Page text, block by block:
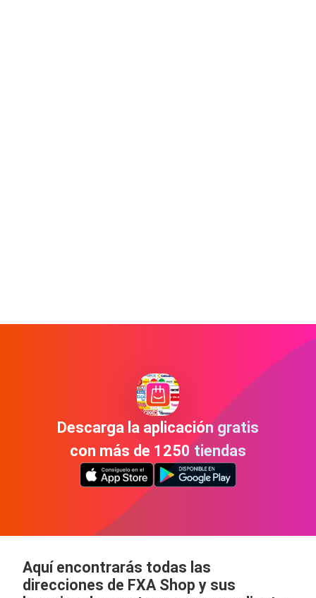
Descarga la aplicación gratis
con más de 1250 tiendas
Aquí encontrarás todas las
direcciones de FXA Shop y sus